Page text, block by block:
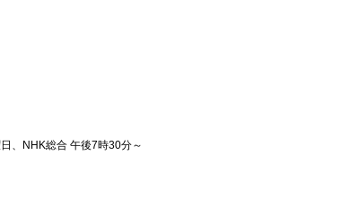
、NHK総合 午後7時30分～